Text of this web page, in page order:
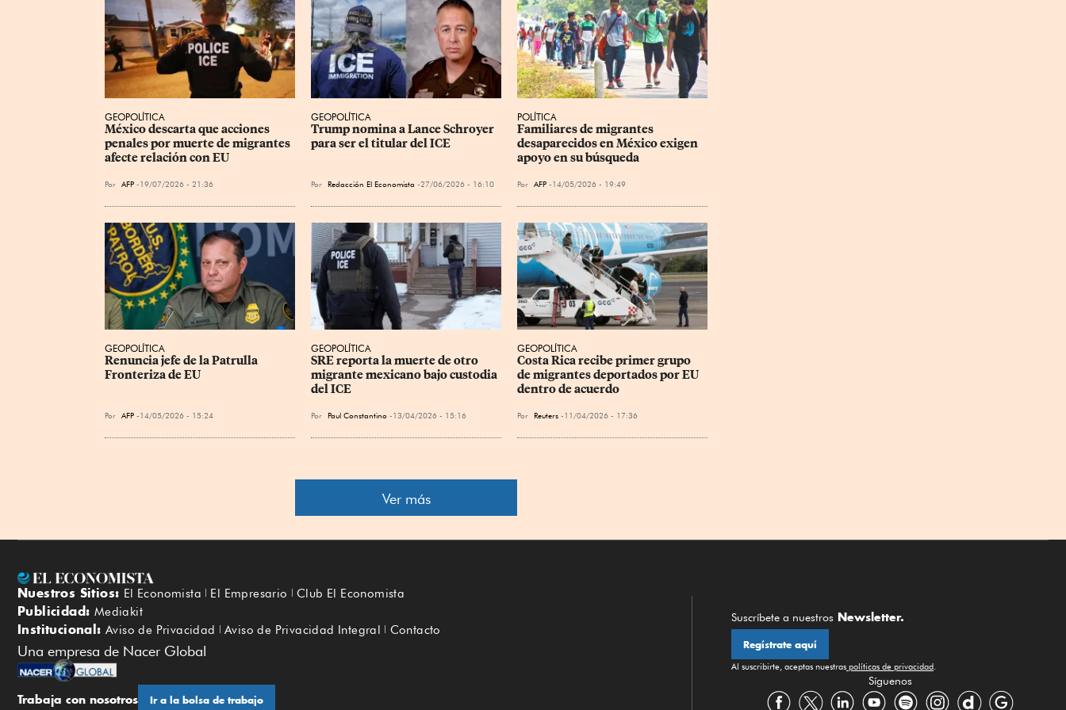
GEOPOLÍTICA
México descarta que acciones
penales por muerte de migrantes
afecte relación con EU
Por AFP 19/07/2026 - 21:36
GEOPOLÍTICA
Trump nomina a Lance Schroyer
para ser el titular del ICE
Por Redacción El Economista 27/06/2026 - 16:10
POLÍTICA
Familiares de migrantes
desaparecidos en México exigen
apoyo en su búsqueda
Por AFP 14/05/2026 - 19:49
GEOPOLÍTICA
Renuncia jefe de la Patrulla
Fronteriza de EU
Por AFP 14/05/2026 - 15:24
GEOPOLÍTICA
SRE reporta la muerte de otro
migrante mexicano bajo custodia
del ICE
Por Paul Constantino 13/04/2026 - 15:16
GEOPOLÍTICA
Costa Rica recibe primer grupo
de migrantes deportados por EU
dentro de acuerdo
Por Reuters 11/04/2026 - 17:36
Ver más
Nuestros Sitios: El Economista El Empresario Club El Economista
Publicidad: Mediakit
Institucional: Aviso de Privacidad Aviso de Privacidad Integral Contacto
Una empresa de Nacer Global
Trabaja con nosotros Ir a la bolsa de trabajo
Suscríbete a nuestros Newsletter.
Regístrate aquí
Al suscribirte, aceptas nuestras políticas de privacidad
Síguenos